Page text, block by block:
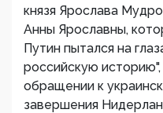
князя Ярослава
Анны Ярославны,
Путин пытался на
российскую
обращении к
завершения